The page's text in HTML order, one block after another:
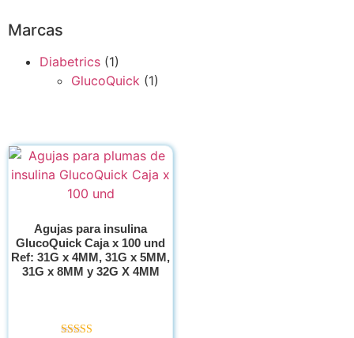
Marcas
Diabetrics (1)
GlucoQuick (1)
Agujas para insulina
GlucoQuick Caja x 100 und
Ref: 31G x 4MM, 31G x 5MM,
31G x 8MM y 32G X 4MM